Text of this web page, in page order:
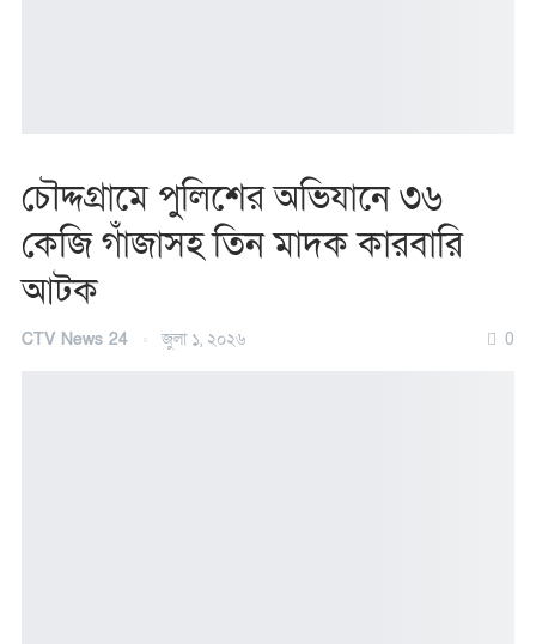
চৌদ্দগ্রামে পুলিশের অভিযানে ৩৬
কেজি গাঁজাসহ তিন মাদক কারবারি
আটক
CTV News 24 জুলা ১, ২০২৬ 0